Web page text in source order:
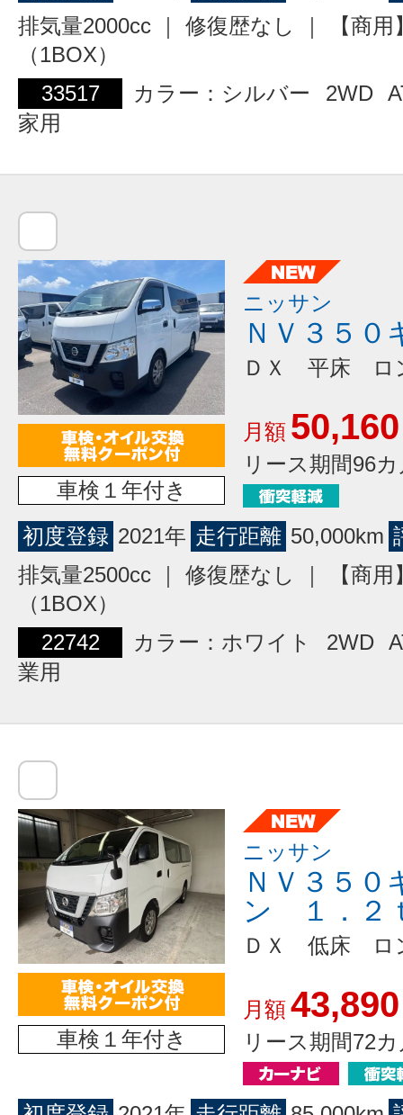
排気量2000cc ｜ 修復歴なし ｜ 【商用
（1BOX）
33517
カラー：シルバー 2WD
家用
車検１年付き
ニッサン
ＮＶ３５０
ＤＸ 平床 ロ
月額 50,160
リース期間96
初度登録 2021年 走行距離 50,000km
排気量2500cc ｜ 修復歴なし ｜ 【商用
（1BOX）
22742
カラー：ホワイト 2WD
業用
車検１年付き
ニッサン
ＮＶ３５０
ン １．２
ＤＸ 低床 ロ
月額43,890
リース期間72